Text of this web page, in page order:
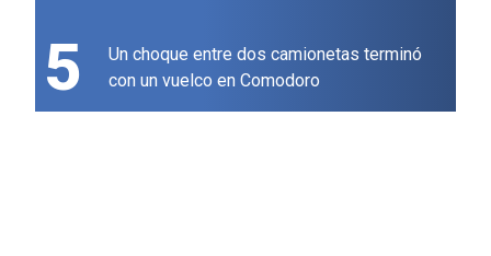
5
Un choque entre dos camionetas terminó
con un vuelco en Comodoro